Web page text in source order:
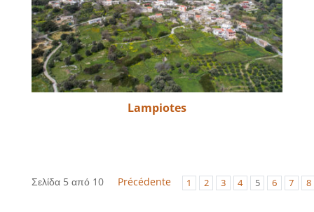
Lampiotes
Σελίδα 5 από 10 Précédente 1 2 3 4 5 6 7 8